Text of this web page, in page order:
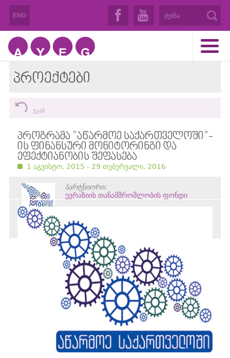
ENG
ᲞᲠᲝᲔᲥᲢᲔᲑᲘ
უკან
ᲞᲠᲝᲒᲠᲐᲛᲐ ”ᲐᲬᲐᲠᲛᲝᲔ ᲡᲐᲥᲐᲠᲗᲕᲔᲚᲝᲨᲘ”-
ᲘᲡ ᲤᲘᲜᲐᲜᲡᲣᲠᲘ ᲛᲝᲜᲘᲢᲝᲠᲘᲜᲒᲘ ᲓᲐ
ᲔᲤᲔᲥᲢᲘᲐᲜᲝᲑᲘᲡ ᲨᲔᲤᲐᲡᲔᲑᲐ
1 აგვისტო, 2015 - 29 თებერვალი, 2016
პარტნიორი:
ევრაზიის თანამშრომლობის ფონდი